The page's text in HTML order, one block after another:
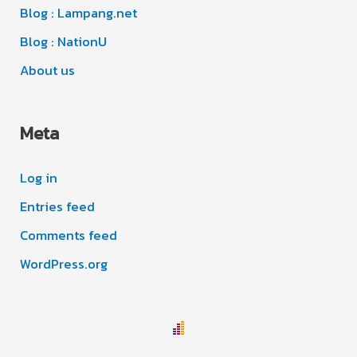
s
Blog : Lampang.net
Blog : NationU
About us
Meta
Log in
Entries feed
Comments feed
WordPress.org